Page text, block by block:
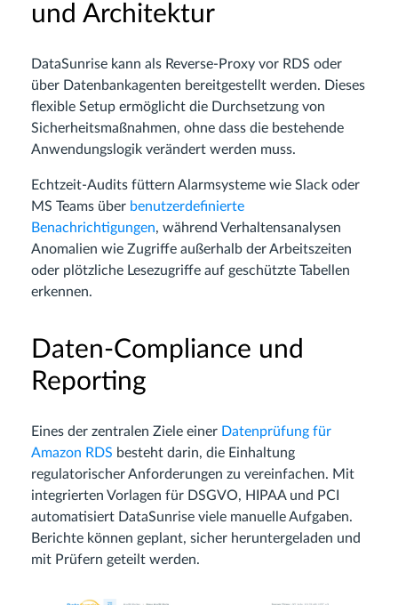
und Architektur
DataSunrise kann als Reverse-Proxy vor RDS oder
über Datenbankagenten bereitgestellt werden. Dieses
flexible Setup ermöglicht die Durchsetzung von
Sicherheitsmaßnahmen, ohne dass die bestehende
Anwendungslogik verändert werden muss.
Echtzeit-Audits füttern Alarmsysteme wie Slack oder
MS Teams über benutzerdefinierte
Benachrichtigungen, während Verhaltensanalysen
Anomalien wie Zugriffe außerhalb der Arbeitszeiten
oder plötzliche Lesezugriffe auf geschützte Tabellen
erkennen.
Daten-Compliance und
Reporting
Eines der zentralen Ziele einer Datenprüfung für
Amazon RDS besteht darin, die Einhaltung
regulatorischer Anforderungen zu vereinfachen. Mit
integrierten Vorlagen für DSGVO, HIPAA und PCI
automatisiert DataSunrise viele manuelle Aufgaben.
Berichte können geplant, sicher heruntergeladen und
mit Prüfern geteilt werden.